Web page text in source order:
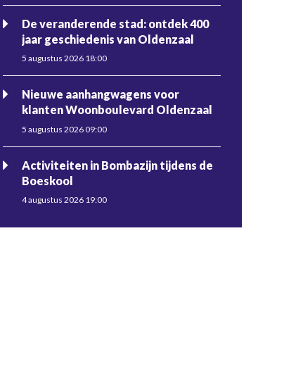
De veranderende stad: ontdek 400
jaar geschiedenis van Oldenzaal
5 augustus 2026 18:00
Nieuwe aanhangwagens voor
klanten Woonboulevard Oldenzaal
5 augustus 2026 09:00
Activiteiten in Bombazijn tijdens de
Boeskool
4 augustus 2026 19:00